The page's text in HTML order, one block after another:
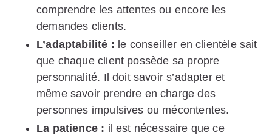
comprendre les attentes ou encore les
demandes clients.
L’adaptabilité : le conseiller en clientèle sait
que chaque client possède sa propre
personnalité. Il doit savoir s’adapter et
même savoir prendre en charge des
personnes impulsives ou mécontentes.
La patience : il est nécessaire que ce